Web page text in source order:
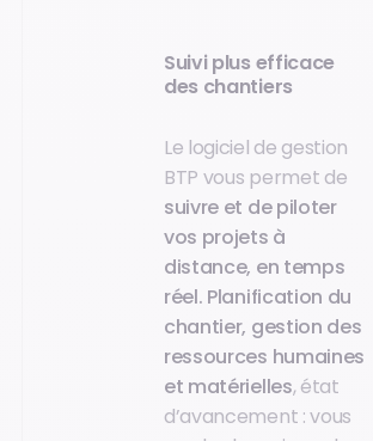
Suivi plus efficace
des chantiers
Le logiciel de gestion
BTP vous permet de
suivre et de piloter
vos projets à
distance, en temps
réel. Planification du
chantier, gestion des
ressources humaines
et matérielles, état
d’avancement : vous